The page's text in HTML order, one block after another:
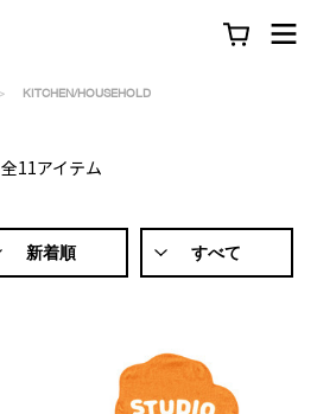
KITCHEN/HOUSEHOLD
全11アイテム
新着順 すべて